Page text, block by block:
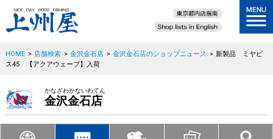
HOME > 店舗検索 > 金沢金石店 > 金沢金石店のショップニュース > 新製品 ミヤビ
ス45 【アクアウェーブ】入荷
かなざわかないわてん
金沢金石店